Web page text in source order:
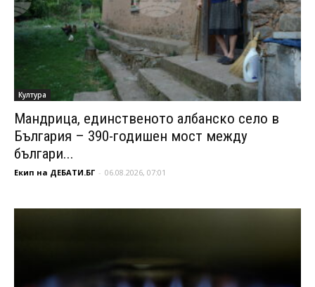
Култура
Мандрица, единственото албанско село в
България – 390-годишен мост между
българи...
Екип на ДЕБАТИ.БГ - 06.08.2026, 07:01